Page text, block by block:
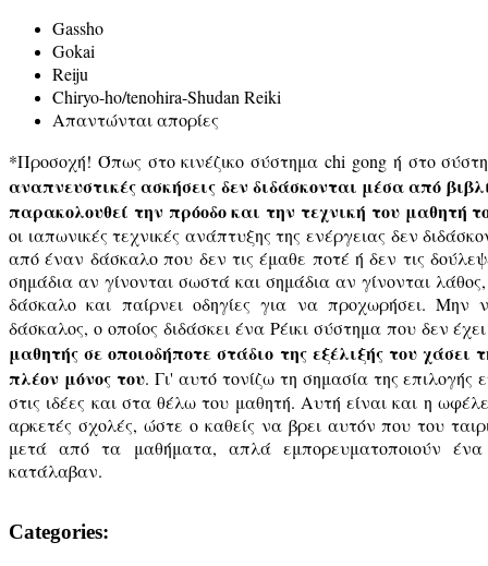
Gassho
Gokai
Reiju
Chiryo-ho/tenohira-Shudan Reiki
Απαντώνται απορίες
*Προσοχή! Όπως στο κινέζικο σύστημα chi gong ή στο
αναπνευστικές ασκήσεις δεν διδάσκονται μέσα από
παρακολουθεί την πρόοδο και την τεχνική του μαθητή
οι ιαπωνικές τεχνικές ανάπτυξης της ενέργειας δεν
από έναν δάσκαλο που δεν τις έμαθε ποτέ ή δεν τις
σημάδια αν γίνονται σωστά και σημάδια αν γίνονται
δάσκαλο και παίρνει οδηγίες για να προχωρήσει. Μην
δάσκαλος, ο οποίος διδάσκει ένα Ρέικι σύστημα που δεν
μαθητής σε οποιοδήποτε στάδιο της εξέλιξής του
πλέον μόνος του. Γι' αυτό τονίζω τη σημασία της επιλογής
στις ιδέες και στα θέλω του μαθητή. Αυτή είναι και η
αρκετές σχολές, ώστε ο καθείς να βρει αυτόν που του
μετά από τα μαθήματα, απλά εμπορευματοποιούν
κατάλαβαν.
Categories: